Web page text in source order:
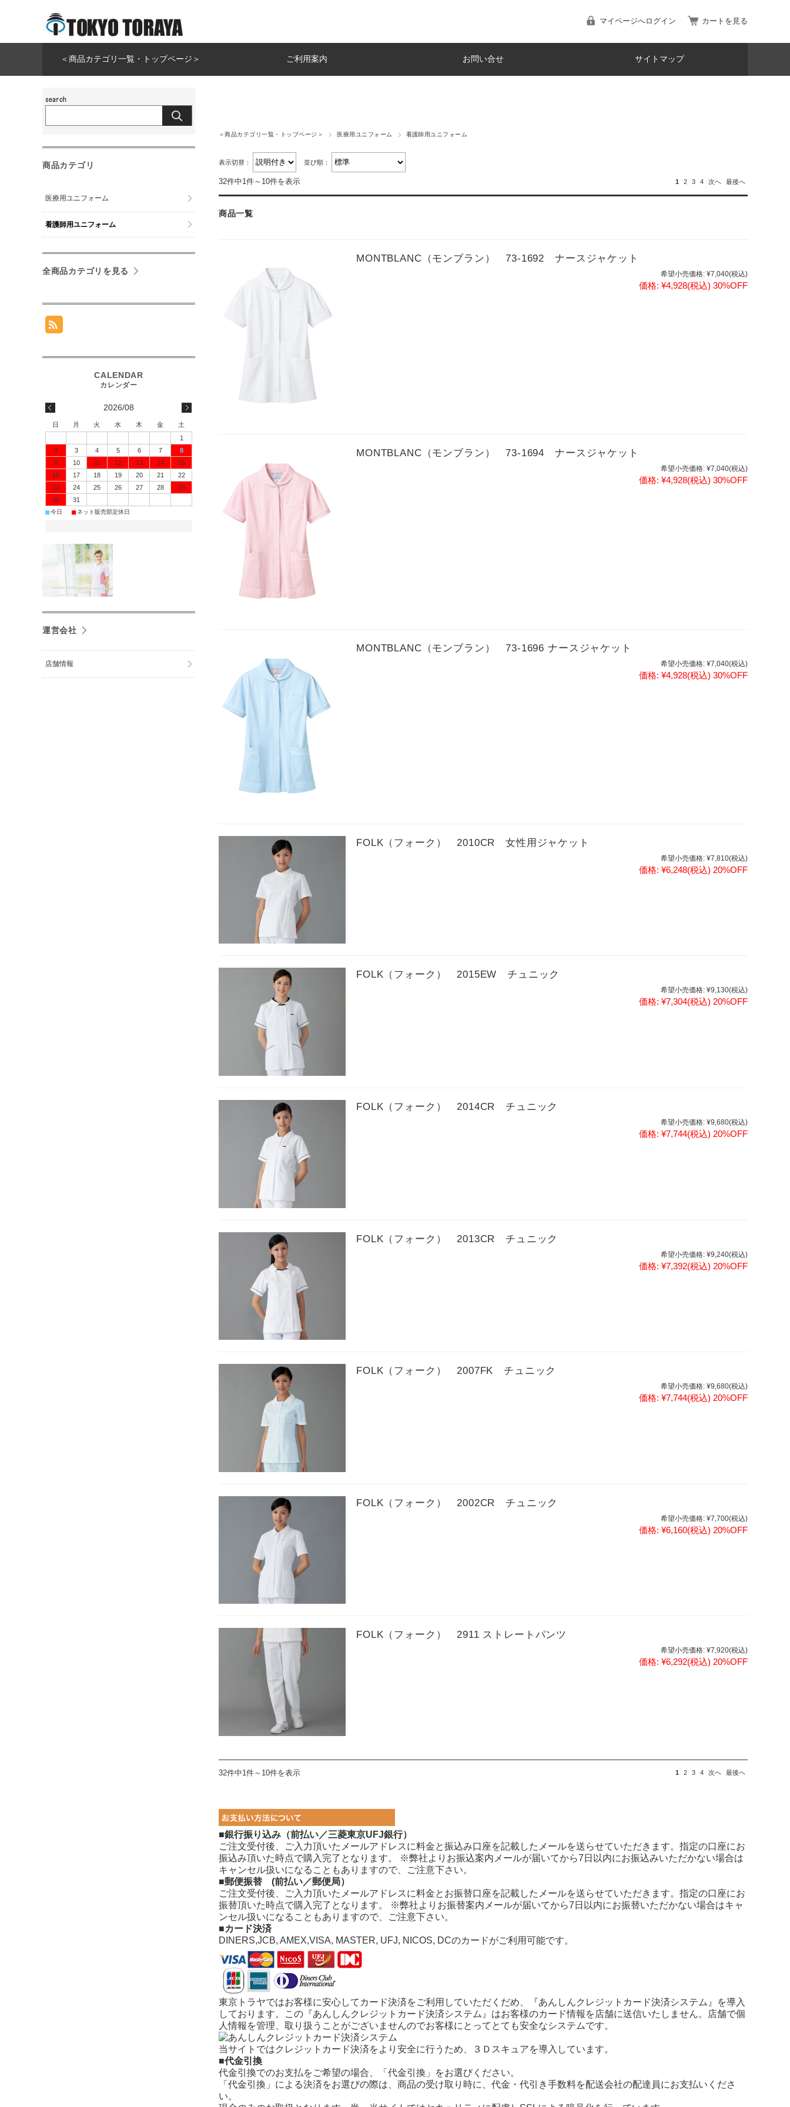
マイページへログイン カートを見る
＜商品カテゴリ一覧・トップページ＞ ご利用案内 お問い合せ サイトマップ
＜商品カテゴリ一覧・トップページ＞ 医療用ユニフォーム 看護師用ユニフォーム
表示切替： 並び順：
32件中1件～10件を表示 1 2 3 4 次へ 最後へ
商品一覧
MONTBLANC（モンブラン） 73-1692 ナースジャケット
希望小売価格: ¥7,040(税込)
価格: ¥4,928(税込) 30%OFF
MONTBLANC（モンブラン） 73-1694 ナースジャケット
希望小売価格: ¥7,040(税込)
価格: ¥4,928(税込) 30%OFF
MONTBLANC（モンブラン） 73-1696 ナースジャケット
希望小売価格: ¥7,040(税込)
価格: ¥4,928(税込) 30%OFF
FOLK（フォーク） 2010CR 女性用ジャケット
希望小売価格: ¥7,810(税込)
価格: ¥6,248(税込) 20%OFF
FOLK（フォーク） 2015EW チュニック
希望小売価格: ¥9,130(税込)
価格: ¥7,304(税込) 20%OFF
FOLK（フォーク） 2014CR チュニック
希望小売価格: ¥9,680(税込)
価格: ¥7,744(税込) 20%OFF
FOLK（フォーク） 2013CR チュニック
希望小売価格: ¥9,240(税込)
価格: ¥7,392(税込) 20%OFF
FOLK（フォーク） 2007FK チュニック
希望小売価格: ¥9,680(税込)
価格: ¥7,744(税込) 20%OFF
FOLK（フォーク） 2002CR チュニック
希望小売価格: ¥7,700(税込)
価格: ¥6,160(税込) 20%OFF
FOLK（フォーク） 2911 ストレートパンツ
希望小売価格: ¥7,920(税込)
価格: ¥6,292(税込) 20%OFF
32件中1件～10件を表示 1 2 3 4 次へ 最後へ
■銀行振り込み（前払い／三菱東京UFJ銀行）
ご注文受付後、ご入力頂いたメールアドレスに料金と振込み口座を記載したメールを送らせていただきます。指定の口座にお
振込み頂いた時点で購入完了となります。
※弊社よりお振込案内メールが届いてから7日以内にお振込みいただかない場合は
キャンセル扱いになることもありますので、ご注意下さい。
■郵便振替 (前払い／郵便局）
ご注文受付後、ご入力頂いたメールアドレスに料金とお振替口座を記載したメールを送らせていただきます。指定の口座にお
振替頂いた時点で購入完了となります。 ※弊社よりお振替案内メールが届いてから7日以内にお振替いただかない場合はキャ
ンセル扱いになることもありますので、ご注意下さい。
■カード決済
DINERS,JCB, AMEX,VISA, MASTER, UFJ, NICOS, DCのカードがご利用可能です。
東京トラヤではお客様に安心してカード決済をご利用していただくだめ、『あんしんクレジットカード決済システム』を導入
しております。この『あんしんクレジットカード決済システム』はお客様のカード情報を店舗に送信いたしません。店舗で個
人情報を管理、取り扱うことがございませんのでお客様にとってとても安全なシステムです。
当サイトではクレジットカード決済をより安全に行うため、３Ｄスキュアを導入しています。
■代金引換
代金引換でのお支払をご希望の場合、「代金引換」をお選びください。
「代金引換」による決済をお選びの際は、商品の受け取り時に、代金・代引き手数料を配送会社の配達員にお支払いくださ
い。
商品カテゴリ
医療用ユニフォーム
看護師用ユニフォーム
全商品カテゴリを見る
2026/08
日 月 火 水 木 金
土
1
2
3 4 5 6 7
8
9
10 11 12 13 14
15
16
17 18 19 20 21
22
23
24 25 26 27 28
29
30
31
■今日 ■ネット販売部定休日
運営会社
店舗情報